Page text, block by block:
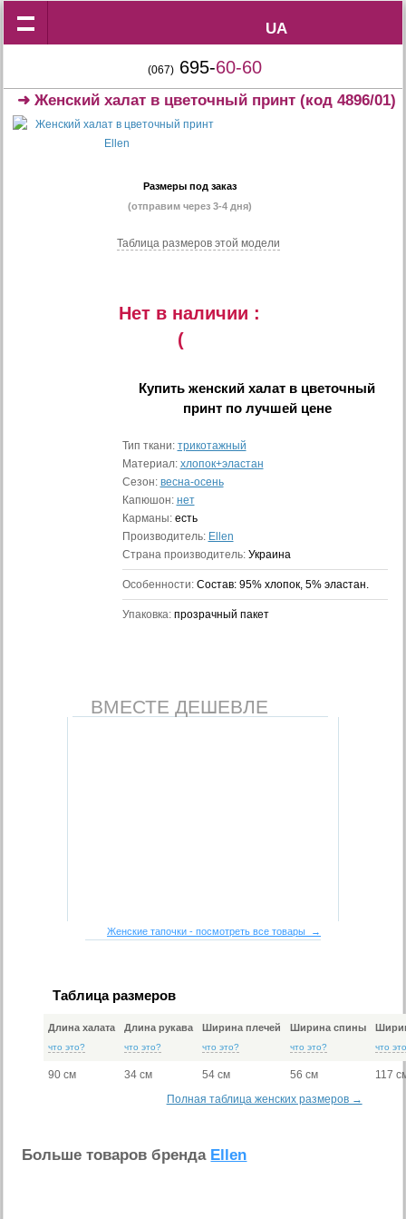
UA
UA
(067) 695-60-60
➜Женский халат в цветочный принт (код 4896/01)
Размеры под заказ
(отправим через 3-4 дня)
Таблица размеров этой модели
Нет в наличии :
(
Купитьженский халат в цветочный
принтпо лучшей цене
Тип ткани: трикотажный
Материал: хлопок+эластан
Сезон: весна-осень
Капюшон: нет
Карманы: есть
Производитель: Ellen
Страна производитель: Украина
Особенности: Состав: 95% хлопок, 5% эластан.
Упаковка: прозрачный пакет
ВМЕСТЕ ДЕШЕВЛЕ
Женские тапочки - посмотреть все товары →
Таблица размеров
Длина халата
что это?
Длина рукава
что это?
Ширина плечей
что это?
Ширина спины
что это? что
90 см 34 см 54 см 56 см
117
Полная таблица женских размеров →
Больше товаров бренда Ellen